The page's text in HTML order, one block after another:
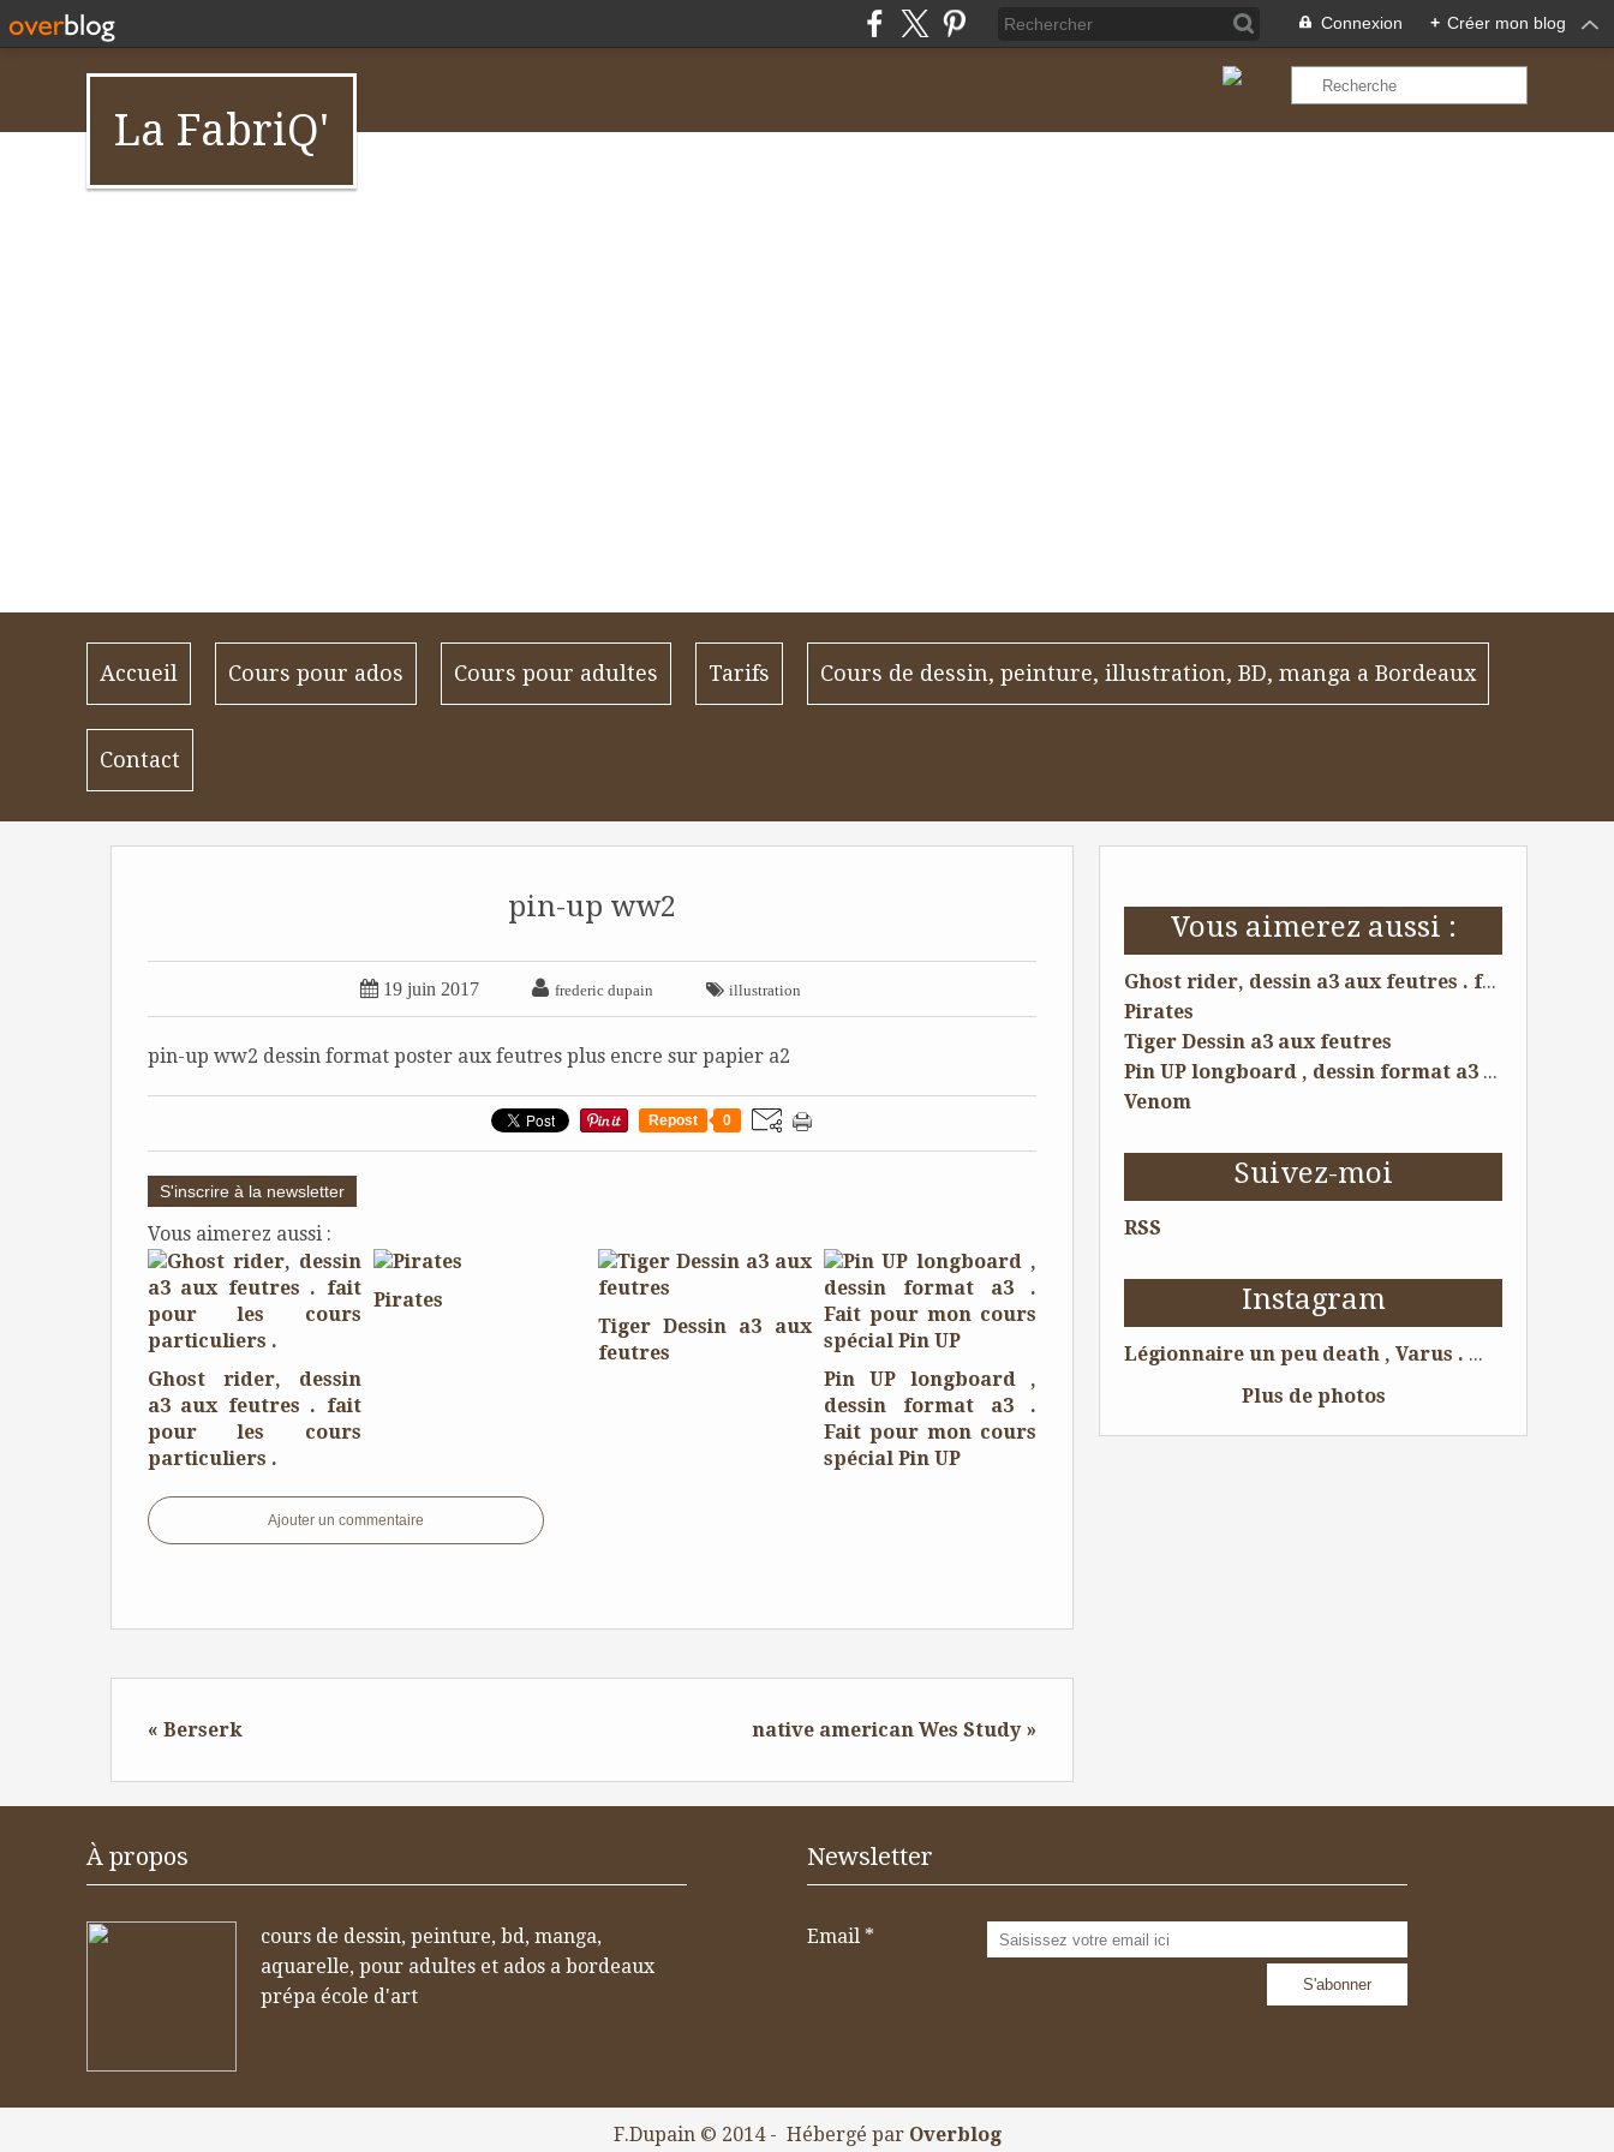
Connexion + Créer mon blog
La FabriQ'
Accueil Cours pour ados Cours pour adultes Tarifs Cours de dessin, peinture, illustration, BD, manga a Bordeaux
Contact
Vous aimerez aussi :
Ghost rider, dessin a3 aux feutres . fait pour les cours particuliers .
Pirates
Tiger Dessin a3 aux feutres
Pin UP longboard , dessin format a3 . Fait pour mon cours spécial Pin UP
Venom
Suivez-moi
RSS
Instagram
Légionnaire un peu death , Varus . 😁 Dessin pour tattoo . #legion #tattoolife #tattoist #tattoo #tattooing #tattoos #tatouage #tatouages #ink #skull #tatoueur #artwork #dessin #boytattoo #tattooart #tattooartist #illustration #bordeauxmaville #bordeaux #dessin #amazingink #chesttattoo #tattooftheday #sleevetattoo #illustrator #romanempire #skeleton #draw #crane #legionnaire @Bordeaux, France
Plus de photos
pin-up ww2
 19 juin 2017  frederic dupain  illustration
pin-up ww2 dessin format poster aux feutres plus encre sur papier a2
Repost 0
S'inscrire à la newsletter
Vous aimerez aussi :
Ghost rider, dessin
a3 aux feutres . fait
pour les cours
particuliers .
Pirates
Tiger Dessin a3 aux
feutres
Pin UP longboard ,
dessin format a3 .
Fait pour mon cours
spécial Pin UP
Ajouter un commentaire
« Berserk native american Wes Study »
À propos
cours de dessin, peinture, bd, manga,
aquarelle, pour adultes et ados a bordeaux
prépa école d'art
Newsletter
Email
F.Dupain © 2014 - Hébergé par Overblog